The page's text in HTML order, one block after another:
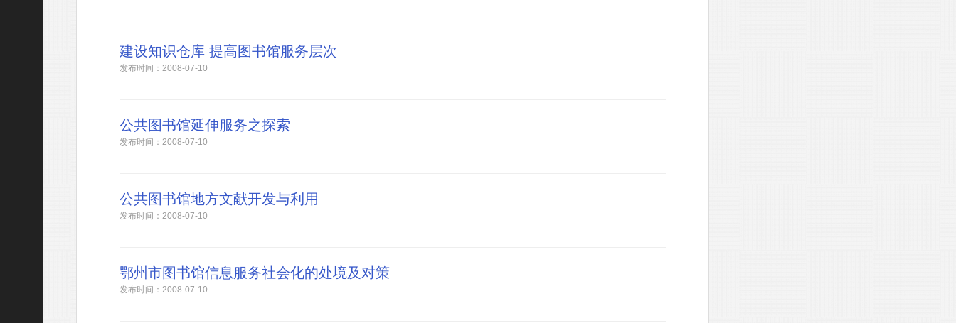
建设知识仓库 提高图书馆服务层次
发布时间：2008-07-10
公共图书馆延伸服务之探索
发布时间：2008-07-10
公共图书馆地方文献开发与利用
发布时间：2008-07-10
鄂州市图书馆信息服务社会化的处境及对策
发布时间：2008-07-10